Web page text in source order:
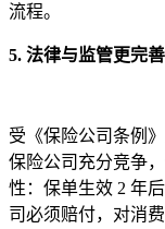
流程。
5. 法律与监管更完善
受《保险公司条例
保险公司充分竞争
性：保单生效 2 年
司必须赔付，对消